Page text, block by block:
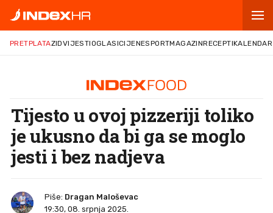
PRETPLATAZIDVIJESTIOGLASICIJENESPORTMAGAZINRECEPTIKALENDAR
Tijesto u ovoj pizzeriji toliko
je ukusno da bi ga se moglo
jesti i bez nadjeva
Piše: Dragan Maloševac
19:30, 08. srpnja 2025.